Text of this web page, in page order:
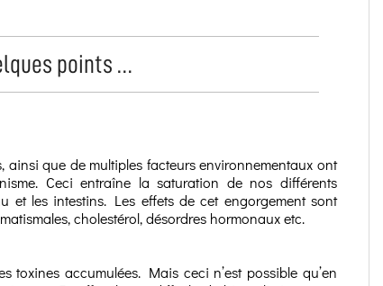
points …
que de multiples facteurs environnementaux ont
Ceci entraîne la saturation de nos différents
et les intestins. Les effets de cet engorgement sont
cholestérol, désordres hormonaux etc.
toxines accumulées. Mais ceci n’est possible qu’en